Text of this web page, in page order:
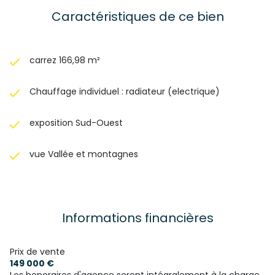
commercial au O7 85 58 24 23 Cette annonce vous est
proposée par PARMELAND BERNARD, No RSAC: 808829964,
soumis au DPE
Caractéristiques de ce bien
carrez 166,98 m²
Chauffage individuel : radiateur (electrique)
exposition Sud-Ouest
vue Vallée et montagnes
Informations financières
Prix de vente
149 000 €